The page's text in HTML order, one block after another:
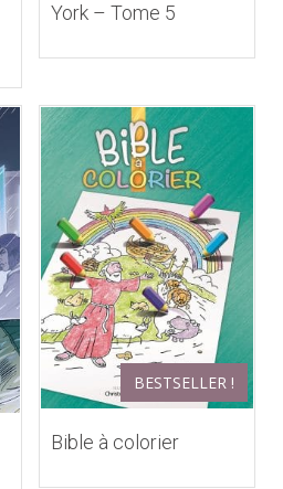
York – Tome 5
BESTSELLER !
Bible à colorier